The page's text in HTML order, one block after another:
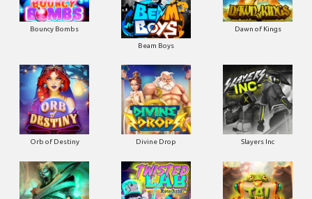
Bouncy Bombs
Beam Boys
Dawn of Kings
Orb of Destiny Divine Drop Slayers Inc